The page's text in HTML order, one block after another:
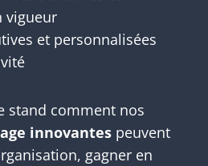
vigueur
et personnalisées
stand comment nos
innovantespeuvent
gagner en